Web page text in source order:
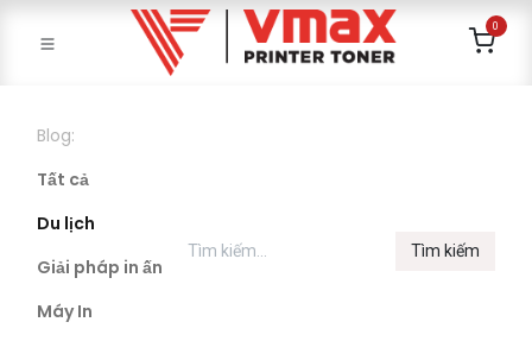
0
Blog:
Tất cả
Du lịch
Giải pháp in ấn
Máy In
Tìm kiếm